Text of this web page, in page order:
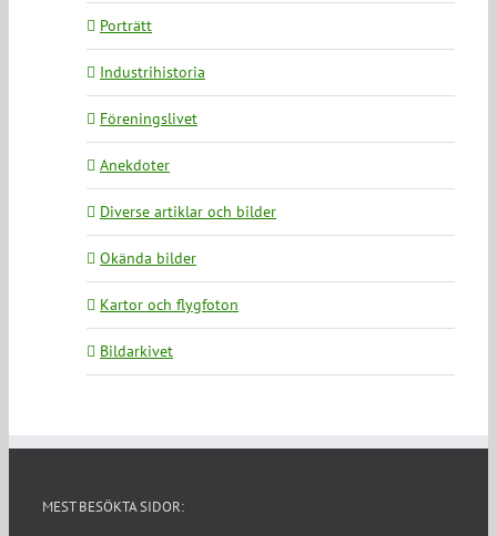
Porträtt
Industrihistoria
Föreningslivet
Anekdoter
Diverse artiklar och bilder
Okända bilder
Kartor och flygfoton
Bildarkivet
MEST BESÖKTA SIDOR: